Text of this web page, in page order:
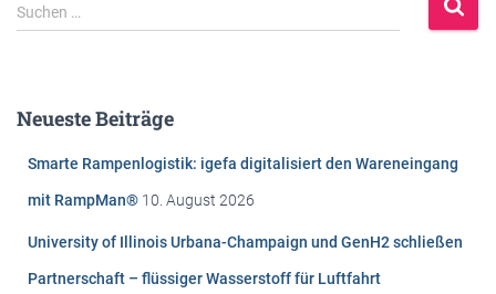
S
u
n
Suchen …
Neueste Beiträge
Smarte Rampenlogistik: igefa digitalisiert den Wareneingang
mit RampMan® 10. August 2026
University of Illinois Urbana-Champaign und GenH2 schließen
Partnerschaft – flüssiger Wasserstoff für Luftfahrt